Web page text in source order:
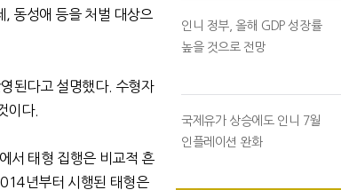
동성애 등을 처벌 대상으
된다고 설명했다. 수형자
이다.
서 태형 집행은 비교적 흔
년부터 시행된 태형은
인니 정부, 올해 GDP 성장률
높을 것으로 전망
국제유가 상승에도 인니 7월
인플레이션 완화